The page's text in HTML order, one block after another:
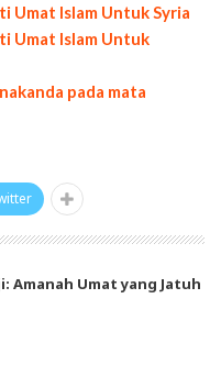
Umat Islam Untuk Syria
Umat Islam Untuk
pada mata
Amanah Umat yang Jatuh